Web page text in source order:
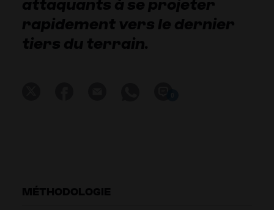
attaquants à se projeter
rapidement vers le dernier
tiers du terrain.
MÉTHODOLOGIE